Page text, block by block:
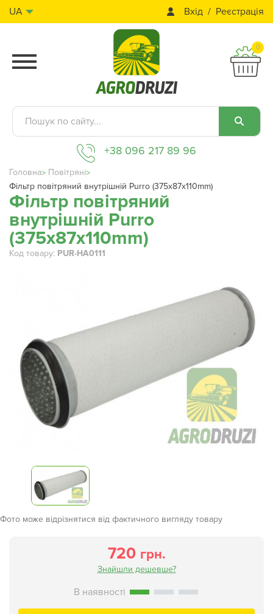
Вхід Реєстрація
UA
0
+38 096 217 89 96
Головна
Повітряні
Фільтр повітряний внутрішній Purro (375x87x110mm)
Фільтр повітряний
внутрішній Purro
(375x87x110mm)
Код товару: PUR-HA0111
Фото може відрізнятися від фактичного вигляду товару
720 грн.
Знайшли дешевше?